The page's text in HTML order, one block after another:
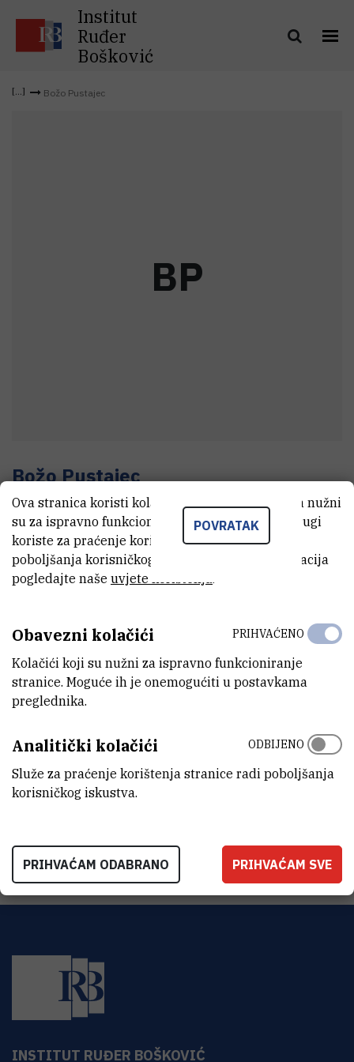
Institut
Ruđer
Bošković
Božo Pustajec
BP
BožoPustajec
Telefonist
E-MAIL
Bozo.Pustajec@irb.hr
+385 1 457 1480
INTERNI BROJ
90
1480
Tehnička služba
ADRESA
Institut Ruđer Bošković
INSTITUT RUĐER BOŠKOVIĆ
POVRATAK
Ova stranica koristi kolačiće. Neki od tih kolačića nužni
su za ispravno funkcioniranje stranice, dok se drugi
koriste za praćenje korištenja stranice radi
poboljšanja korisničkog iskustva. Za više informacija
pogledajte naše uvjete korištenja
Obavezni kolačići
Kolačići koji su nužni za ispravno funkcioniranje
stranice. Moguće ih je onemogućiti u postavkama
preglednika.
PRIHVAĆENO
Analitički kolačići
Služe za praćenje korištenja stranice radi poboljšanja
korisničkog iskustva.
ODBIJENO
PRIHVAĆAM ODABRANO PRIHVAĆAM SVE